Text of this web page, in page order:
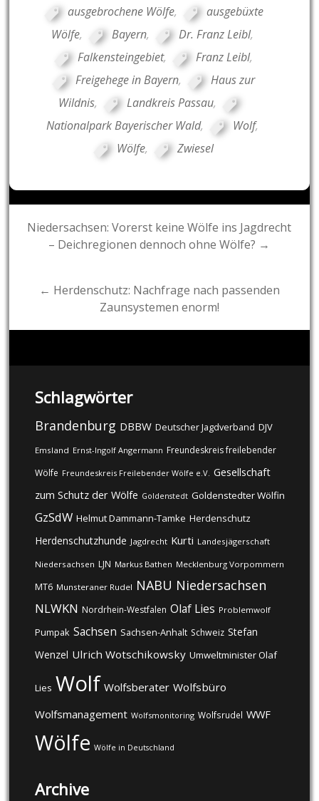
ausgebrochene Wölfe,
ausgebüxte
Wölfe, Bayern, Dr. Franz Leibl,
Falkensteingebiet, Franz Leibl,
Freigehege in Bayern,
Haus zur
Wildnis, Landkreis Passau,
Nationalpark Bayerischer Wald, Wolf,
Wölfe, Zwiesel
Post
navigation
Niedersachsen: Vorerst keine Wölfe ins Jagdrecht
– Deichregionen dennoch ohne Wölfe? →
← Herdenschutz: Nachfrage nach passenden
Zaunsystemen enorm!
Schlagwörter
Brandenburg DBBW Deutscher Jagdverband DJV
Emsland Ernst-Ingolf Angermann Freundeskreis freilebender
Wölfe Freundeskreis Freilebender Wölfe e.V. Gesellschaft
zum Schutz der Wölfe Goldenstedt Goldenstedter Wölfin
GzSdW Helmut Dammann-Tamke Herdenschutz
Herdenschutzhunde Jagdrecht Kurti Landesjägerschaft
Niedersachsen LJN Markus Bathen Mecklenburg Vorpommern
MT6 Munsteraner Rudel NABU Niedersachsen
NLWKN Nordrhein-Westfalen Olaf Lies Problemwolf
Pumpak Sachsen Sachsen-Anhalt Schweiz Stefan
Wenzel Ulrich Wotschikowsky Umweltminister Olaf
Lies Wolf Wolfsberater Wolfsbüro
Wolfsmanagement Wolfsmonitoring Wolfsrudel WWF
Wölfe Wölfe in Deutschland
Archive